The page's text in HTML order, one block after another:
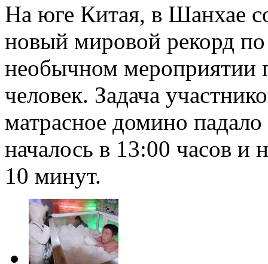
На юге Китая, в Шанхае
новый мировой рекорд
необычном мероприятии
человек. Задача
матрасное домино
началось в 13:00 часов и
10 минут.